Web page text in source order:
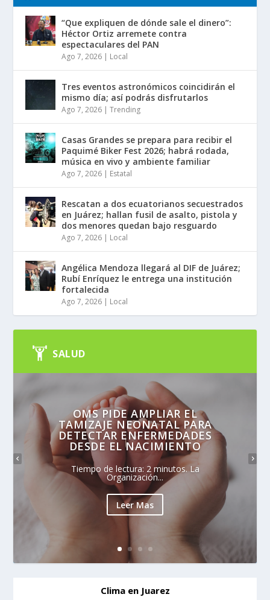
“Que expliquen de dónde sale el dinero”:
Héctor Ortiz arremete contra
espectaculares del PAN
Ago 7, 2026 | Local
Tres eventos astronómicos coincidirán el
mismo día; así podrás disfrutarlos
Ago 7, 2026 |Trending
Casas Grandes se prepara para recibir el
Paquimé Biker Fest 2026; habrá rodada,
música en vivo y ambiente familiar
Ago 7, 2026 | Estatal
Rescatan a dos ecuatorianos secuestrados
en Juárez; hallan fusil de asalto, pistola y
dos menores quedan bajo resguardo
Ago 7, 2026 | Local
Angélica Mendoza llegará al DIF de Juárez;
Rubí Enríquez le entrega una institución
fortalecida
Ago 7, 2026 | Local
SALUD
OMS PIDE AMPLIAR EL
TAMIZAJE NEONATAL PARA
DETECTAR ENFERMEDADES
DESDE EL NACIMIENTO
Tiempo de lectura: 2 minutos. La
Organización...
Leer Mas
Clima en Juarez